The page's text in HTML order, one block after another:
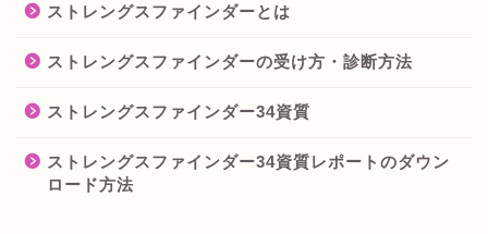
ストレングスファインダーとは
ストレングスファインダーの受け方・診断方法
ストレングスファインダー34資質
ストレングスファインダー34資質レポートのダウン
ロード方法